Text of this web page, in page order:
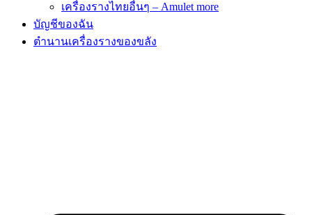
เครื่องรางไทยอื่นๆ – Amulet more
บัญชีของฉัน
ตำนานเครื่องรางของขลัง